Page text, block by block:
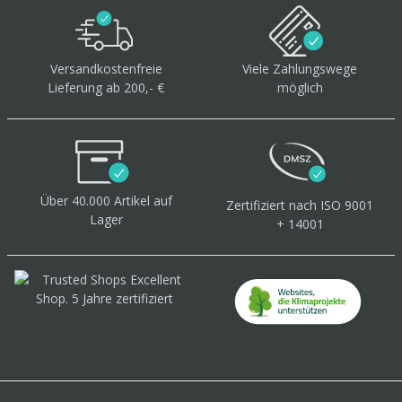
Versandkostenfreie
Lieferung ab 200,- €
Viele Zahlungswege
möglich
Über 40.000 Artikel auf
Lager
Zertifiziert nach ISO 9001
+ 14001